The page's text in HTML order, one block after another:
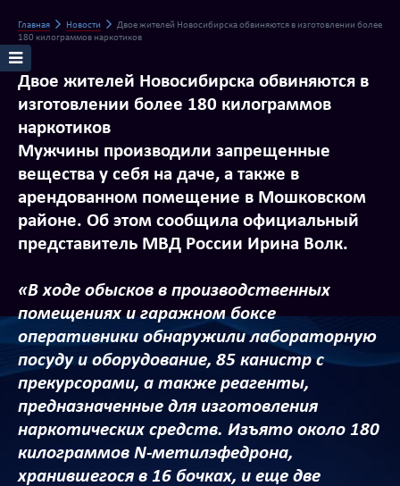
Главная Новости
Двое жителей Новосибирска обвиняются в изготовлении более
180 килограммов наркотиков
Двое жителей Новосибирска обвиняются в
изготовлении более 180 килограммов
наркотиков
Мужчины производили запрещенные
вещества у себя на даче, а также в
арендованном помещение в Мошковском
районе. Об этом сообщила официальный
представитель МВД России Ирина Волк.
«В ходе обысков в производственных
помещениях и гаражном боксе
оперативники обнаружили лабораторную
посуду и оборудование, 85 канистр с
прекурсорами, а также реагенты,
предназначенные для изготовления
наркотических средств. Изъято около 180
килограммов N-метилэфедрона,
хранившегося в 16 бочках, и еще две